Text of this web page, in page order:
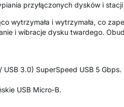
przyłączonych dysków i
wytrzymała i wytrzymała, co
i wibracje dysku twardego.
USB 3.0) SuperSpeed USB 5 Gbps.
USB Micro-B.